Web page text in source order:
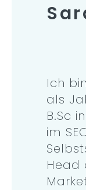
Ich bin
als
B.Sc
im
Head